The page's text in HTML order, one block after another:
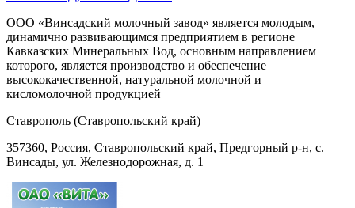
ООО «Винсадский молочный завод» является молодым,
динамично развивающимся предприятием в регионе
Кавказских Минеральных Вод, основным направлением
которого, является производство и обеспечение
высококачественной, натуральной молочной и
кисломолочной продукцией
Ставрополь (Ставропольский край)
357360, Россия, Ставропольский край, Предгорный р-н, с.
Винсады, ул. Железнодорожная, д. 1